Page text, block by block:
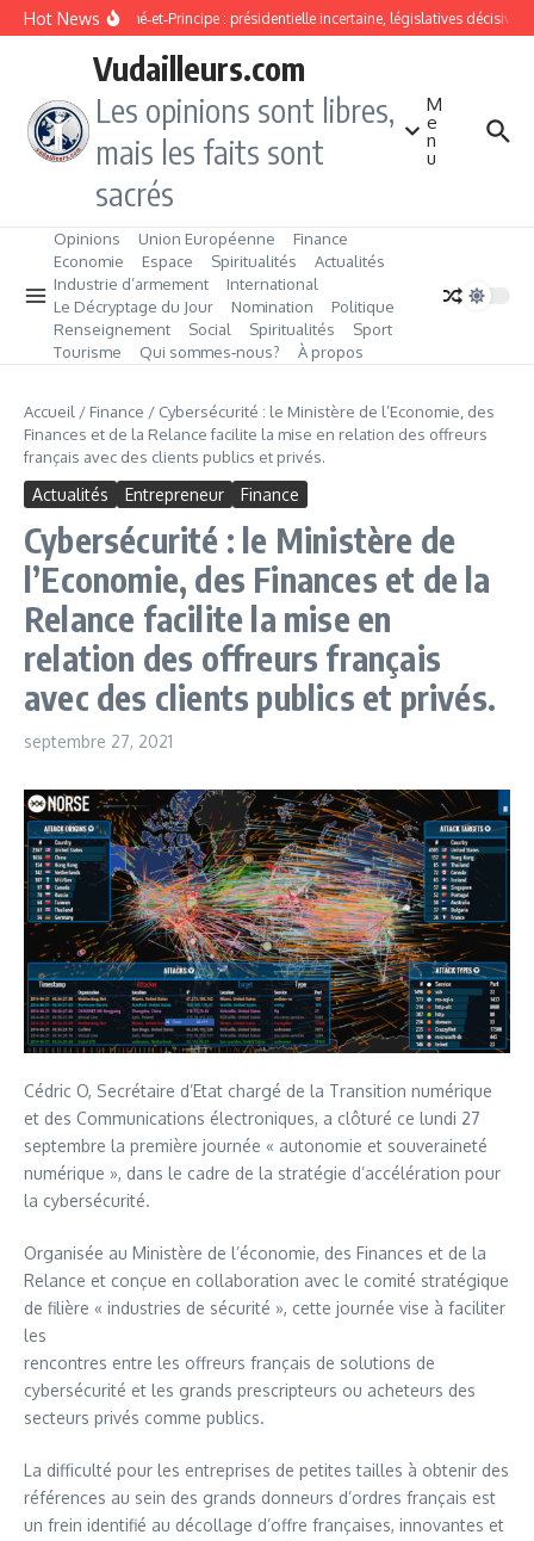
Aller au contenu
Hot NewsSão Tomé‑et‑Principe : présidentielle incertaine, législatives décisives
Vudailleurs.com
Les opinions sont libres,
mais les faits sont
sacrés
M
e
n
u
Opinions Union Européenne
Finance
Economie
Espace Spiritualités
Actualités
Industrie d’armement
International
Le Décryptage du Jour
Nomination
Politique
Renseignement
Social Spiritualités
Sport
Tourisme
Qui sommes‑nous? À propos
Accueil / Finance / Cybersécurité : le Ministère de l’Economie, des
Finances et de la Relance facilite la mise en relation des offreurs
français avec des clients publics et privés.
Actualités Entrepreneur Finance
Cybersécurité : le Ministère de
l’Economie, des Finances et de la
Relance facilite la mise en
relation des offreurs français
avec des clients publics et privés.
septembre 27, 2021
Cédric O, Secrétaire d’Etat chargé de la Transition numérique
et des Communications électroniques, a clôturé ce lundi 27
septembre la première journée « autonomie et souveraineté
numérique », dans le cadre de la stratégie d’accélération pour
la cybersécurité.
Organisée au Ministère de l’économie, des Finances et de la
Relance et conçue en collaboration avec le comité stratégique
de filière « industries de sécurité », cette journée vise à faciliter
les
rencontres entre les offreurs français de solutions de
cybersécurité et les grands prescripteurs ou acheteurs des
secteurs privés comme publics.
La difficulté pour les entreprises de petites tailles à obtenir des
références au sein des grands donneurs d’ordres français est
un frein identifié au décollage d’offre françaises, innovantes et